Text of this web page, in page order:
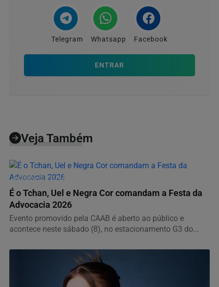
Telegram Whatsapp Facebook
ENTRAR
Veja Também
AGENDA CULTURAL
É o Tchan, Uel e Negra Cor comandam a Festa da
Advocacia 2026
Evento promovido pela CAAB é aberto ao público e
acontece neste sábado (8), no estacionamento G3 do...